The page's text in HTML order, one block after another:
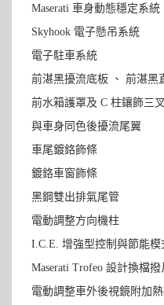
Maserati 車身動態穩定系統
Skyhook 電子懸吊系統
電子駐車系統
前湛黑擾流底板 、 前湛黑
前水箱護罩及 C 柱鑲飾三
與車身同色後擾流尾翼
車尾鍍鉻飾條
鍍鉻車窗飾條
黑鋼雙出排氣尾管
電動調整方向機柱
I.C.E. 增強型控制與節能
Maserati Trofeo 設計換檔撥
電動調整車外後視鏡附加